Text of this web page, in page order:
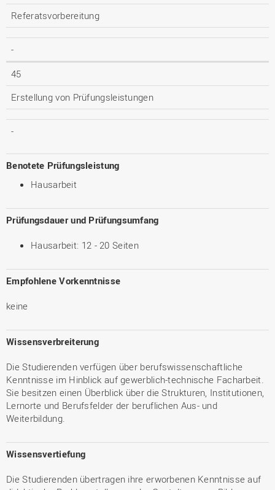
Referatsvorbereitung
-
45
Erstellung von Prüfungsleistungen
-
Benotete Prüfungsleistung
Hausarbeit
Prüfungsdauer und Prüfungsumfang
Hausarbeit: 12 - 20 Seiten
Empfohlene Vorkenntnisse
keine
Wissensverbreiterung
Die Studierenden verfügen über berufswissenschaftliche
Kenntnisse im Hinblick auf gewerblich-technische Facharbeit.
Sie besitzen einen Überblick über die Strukturen, Institutionen,
Lernorte und Berufsfelder der beruflichen Aus- und
Weiterbildung.
Wissensvertiefung
Die Studierenden übertragen ihre erworbenen Kenntnisse auf